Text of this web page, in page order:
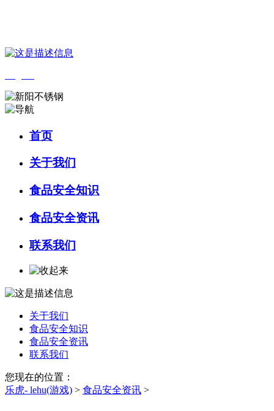
首页
关于我们
食品安全知识
食品安全资讯
联系我们
关于我们
食品安全知识
食品安全资讯
联系我们
您现在的位置：
乐虎- lehu(游戏) > 食品安全资讯 >